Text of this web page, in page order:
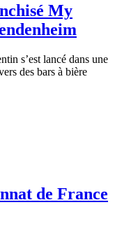
My
s’est lancé dans une
des bars à bière
de France